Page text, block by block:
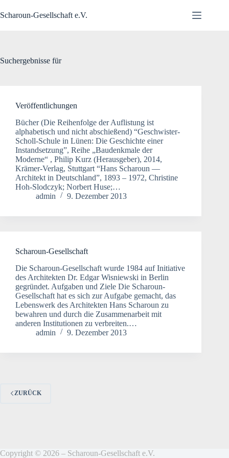
Inhalt
Scharoun-Gesellschaft e.V.
Suchergebnisse für
Veröffentlichungen
Bücher (Die Reihenfolge der Auflistung ist
alphabetisch und nicht abschießend) “Geschwister-
Scholl-Schule in Lünen: Die Geschichte einer
Instandsetzung”, Reihe „Baudenkmale der
Moderne“ , Philip Kurz (Herausgeber), 2014,
Krämer-Verlag, Stuttgart “Hans Scharoun —
Architekt in Deutschland”, 1893 – 1972, Christine
Hoh-Slodczyk; Norbert Huse;…
admin
9. Dezember 2013
Scharoun-Gesellschaft
Die Scharoun-Gesellschaft wurde 1984 auf Initiative
des Architekten Dr. Edgar Wisniewski in Berlin
gegründet. Aufgaben und Ziele Die Scharoun-
Gesellschaft hat es sich zur Aufgabe gemacht, das
Lebenswerk des Architekten Hans Scharoun zu
bewahren und durch die Zusammenarbeit mit
anderen Institutionen zu verbreiten.…
admin
9. Dezember 2013
ZURÜCK
Copyright © 2026 – Scharoun-Gesellschaft e.V.